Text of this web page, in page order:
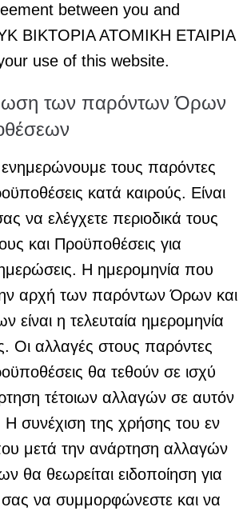
between you and
ΒΙΚΤΟΡΙΑ ΑΤΟΜΙΚΗ ΕΤΑΙΡΙΑ
use of this website.
των παρόντων Όρων
ενημερώνουμε τους παρόντες
κατά καιρούς. Είναι
να ελέγχετε περιοδικά τους
και Προϋποθέσεις για
Η ημερομηνία που
αρχή των παρόντων Όρων και
είναι η τελευταία ημερομηνία
Οι αλλαγές στους παρόντες
θα τεθούν σε ισχύ
τέτοιων αλλαγών σε αυτόν
Η συνέχιση της χρήσης του εν
μετά την ανάρτηση αλλαγών
θα θεωρείται ειδοποίηση για
να συμμορφώνεστε και να